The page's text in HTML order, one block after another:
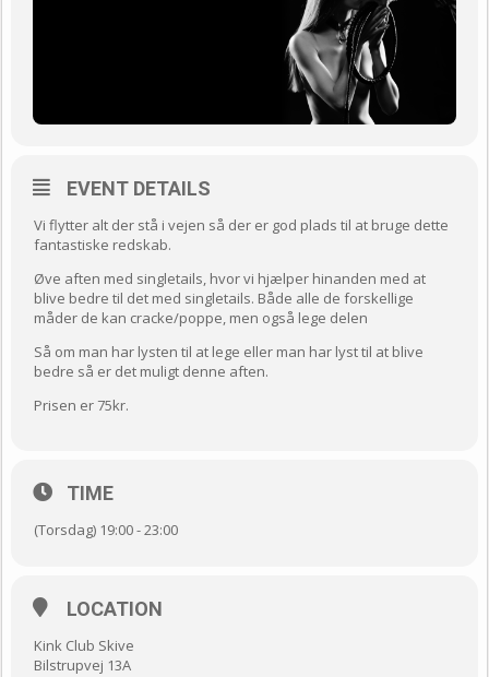
EVENT DETAILS
Vi flytter alt der stå i vejen så der er god plads til at bruge dette
fantastiske redskab.
Øve aften med singletails, hvor vi hjælper hinanden med at
blive bedre til det med singletails. Både alle de forskellige
måder de kan cracke/poppe, men også lege delen
Så om man har lysten til at lege eller man har lyst til at blive
bedre så er det muligt denne aften.
Prisen er 75kr.
TIME
(Torsdag) 19:00 - 23:00
LOCATION
Kink Club Skive
Bilstrupvej 13A